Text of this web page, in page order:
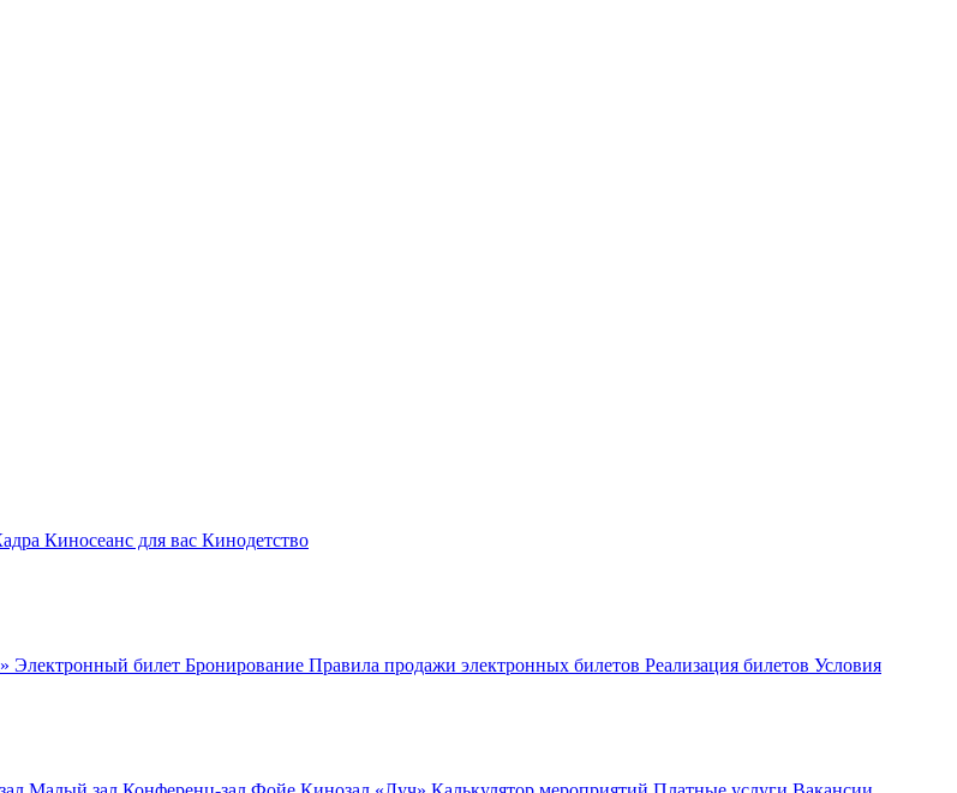
Киносеанс для вас Кинодетство
Электронный билет Бронирование Правила продажи электронных билетов Реализация билетов Условия